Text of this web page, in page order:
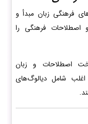
فرهنگی زبان مبدأ و
اصطلاحات فرهنگی را
اصطلاحات و زبان
شامل دیالوگ‌های